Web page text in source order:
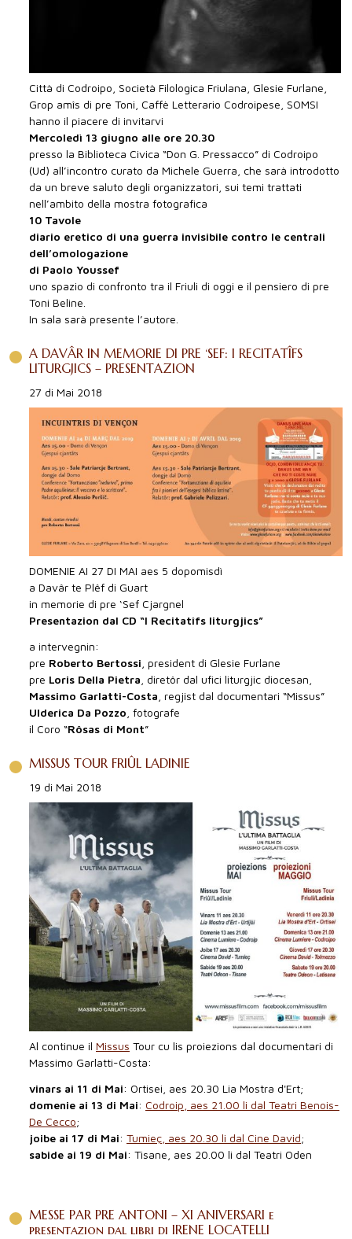
Città di Codroipo, Società Filologica Friulana, Glesie Furlane,
Grop amîs di pre Toni, Caffè Letterario Codroipese, SOMSI
hanno il piacere di invitarvi
Mercoledì 13 giugno alle ore 20.30
presso la Biblioteca Civica “Don G. Pressacco” di Codroipo
(Ud) all’incontro curato da Michele Guerra, che sarà introdotto
da un breve saluto degli organizzatori, sui temi trattati
nell’ambito della mostra fotografica
10 Tavole
diario eretico di una guerra invisibile contro le centrali
dell’omologazione
di Paolo Youssef
uno spazio di confronto tra il Friuli di oggi e il pensiero di pre
Toni Beline.
In sala sarà presente l’autore.
A DAVÂR IN MEMORIE DI PRE ‘SEF: I RECITATÎFS
LITURGJICS – PRESENTAZION
27 di Mai 2018
DOMENIE AI 27 DI MAI aes 5 dopomisdì
a Davâr te Plêf di Guart
in memorie di pre ‘Sef Cjargnel
Presentazion dal CD “I Recitatîfs liturgjics”
a intervegnin:
pre Roberto Bertossi , president di Glesie Furlane
pre Loris Della Pietra , diretôr dal ufici liturgjic diocesan,
Massimo Garlatti-Costa , regjist dal documentari “Missus”
Ulderica Da Pozzo , fotografe
il Coro “Rôsas di Mont”
MISSUS TOUR FRIÛL LADINIE
19 di Mai 2018
Al continue il Missus Tour cu lis proiezions dal documentari di
Massimo Garlatti-Costa:
vinars ai 11 di Mai: Ortisei, aes 20.30 Lia Mostra d'Ert;
domenie ai 13 di Mai: Codroip, aes 21.00 li dal Teatri Benois-
De Cecco;
joibe ai 17 di Mai: Tumieç, aes 20.30 li dal Cine David;
sabide ai 19 di Mai: Tisane, aes 20.00 li dal Teatri Oden
MESSE PAR PRE ANTONI – XI ANIVERSARI e
presentazion dal libri di IRENE LOCATELLI